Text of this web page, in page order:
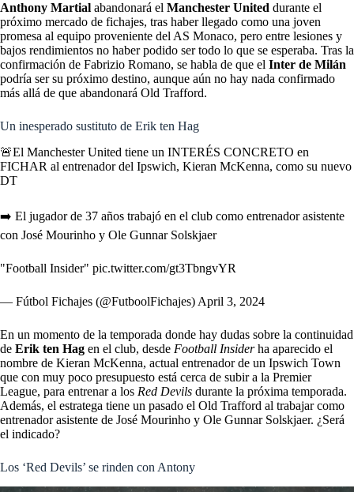
Anthony Martial abandonará el Manchester United durante el
próximo mercado de fichajes, tras haber llegado como una joven
promesa al equipo proveniente del AS Monaco, pero entre lesiones y
bajos rendimientos no haber podido ser todo lo que se esperaba. Tras la
confirmación de Fabrizio Romano, se habla de que el Inter de Milán
podría ser su próximo destino, aunque aún no hay nada confirmado
más allá de que abandonará Old Trafford.
Un inesperado sustituto de Erik ten Hag
🚨El Manchester United tiene un INTERÉS CONCRETO en
FICHAR al entrenador del Ipswich, Kieran McKenna, como su nuevo
DT
➡️ El jugador de 37 años trabajó en el club como entrenador asistente
con José Mourinho y Ole Gunnar Solskjaer
"Football Insider" pic.twitter.com/gt3TbngvYR
— Fútbol Fichajes (@FutboolFichajes) April 3, 2024
En un momento de la temporada donde hay dudas sobre la continuidad
de Erik ten Hag en el club, desde Football Insider ha aparecido el
nombre de Kieran McKenna, actual entrenador de un Ipswich Town
que con muy poco presupuesto está cerca de subir a la Premier
League, para entrenar a los Red Devils durante la próxima temporada.
Además, el estratega tiene un pasado el Old Trafford al trabajar como
entrenador asistente de José Mourinho y Ole Gunnar Solskjaer. ¿Será
el indicado?
Los ‘Red Devils’ se rinden con Antony